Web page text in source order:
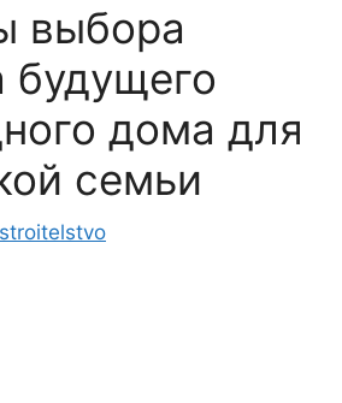
выбора
будущего
дома для
семьи
stroitelstvo